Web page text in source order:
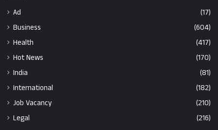
Ad
(17)
Business
(604)
Health
(417)
Hot News
(170)
India
(81)
International
(182)
Job Vacancy
(210)
Legal
(216)